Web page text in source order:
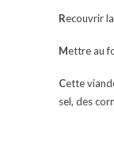
Recouvrir
Mettre au
Cette
sel, des